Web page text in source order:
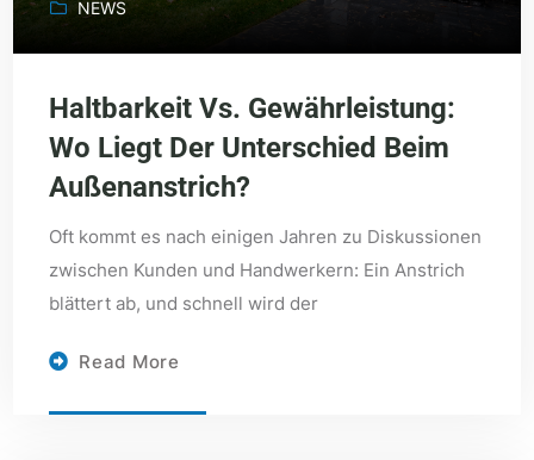
NEWS
Haltbarkeit Vs. Gewährleistung:
Wo Liegt Der Unterschied Beim
Außenanstrich?
Oft kommt es nach einigen Jahren zu Diskussionen
zwischen Kunden und Handwerkern: Ein Anstrich
blättert ab, und schnell wird der
Read More